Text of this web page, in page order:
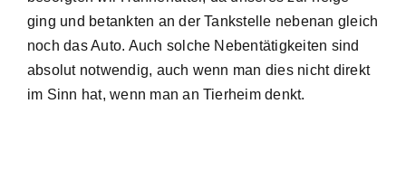
ging und betankten an der Tankstelle nebenan gleich
noch das Auto. Auch solche Nebentätigkeiten sind
absolut notwendig, auch wenn man dies nicht direkt
im Sinn hat, wenn man an Tierheim denkt.